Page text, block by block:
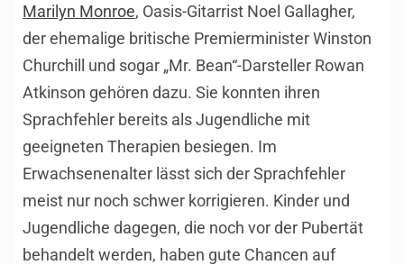
Marilyn Monroe, Oasis-Gitarrist Noel Gallagher,
der ehemalige britische Premierminister Winston
Churchill und sogar „Mr. Bean“-Darsteller Rowan
Atkinson gehören dazu. Sie konnten ihren
Sprachfehler bereits als Jugendliche mit
geeigneten Therapien besiegen. Im
Erwachsenenalter lässt sich der Sprachfehler
meist nur noch schwer korrigieren. Kinder und
Jugendliche dagegen, die noch vor der Pubertät
behandelt werden, haben gute Chancen auf